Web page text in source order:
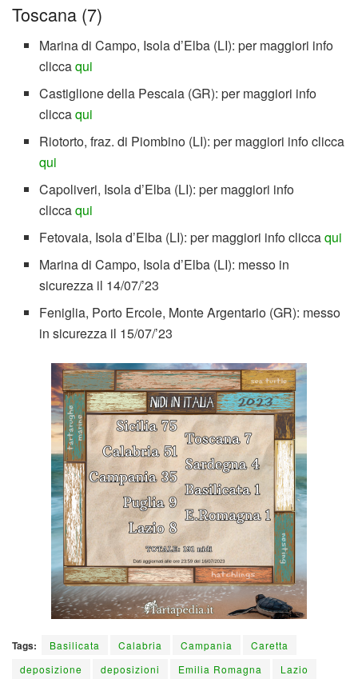
Toscana (7)
Marina di Campo, Isola d’Elba (LI): per maggiori info
cliccaqui
Castiglione della Pescaia (GR): per maggiori info
cliccaqui
Riotorto, fraz. di Piombino (LI): per maggiori info clicca
qui
Capoliveri, Isola d’Elba (LI): per maggiori info
cliccaqui
Fetovaia, Isola d’Elba (LI): per maggiori info cliccaqui
Marina di Campo, Isola d’Elba (LI): messo in
sicurezza il 14/07/’23
Feniglia, Porto Ercole, Monte Argentario (GR): messo
in sicurezza il 15/07/’23
Tags: Basilicata Calabria Campania
Caretta
deposizione
deposizioni Emilia Romagna
Lazio